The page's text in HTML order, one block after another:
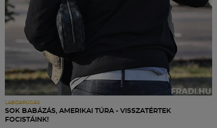
LABDARÚGÁS
SOK BABÁZÁS, AMERIKAI TÚRA - VISSZATÉRTEK
FOCISTÁINK!